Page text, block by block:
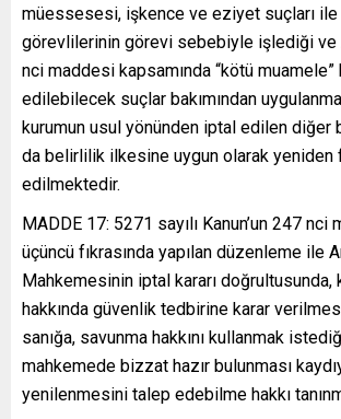
müessesesi, işkence ve eziyet suçları ile
görevlilerinin görevi sebebiyle işlediği ve
nci maddesi kapsamında “kötü muamele”
edilebilecek suçlar bakımından
kurumun usul yönünden iptal edilen diğer
da belirlilik ilkesine uygun olarak yeniden
edilmektedir.
MADDE 17: 5271 sayılı Kanun’un 247 nci
üçüncü fıkrasında yapılan düzenleme ile
Mahkemesinin iptal kararı doğrultusunda,
hakkında güvenlik tedbirine karar
sanığa, savunma hakkını kullanmak
mahkemede bizzat hazır bulunması
yenilenmesini talep edebilme hakkı